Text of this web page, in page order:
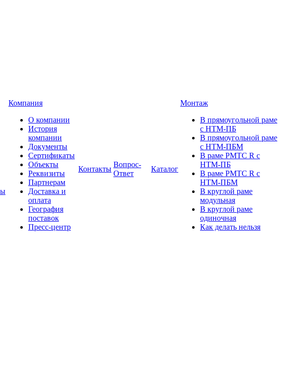
Компания
О компании
История
компании
Документы
Сертификаты
Объекты
Реквизиты
Партнерам
Доставка и
оплата
География
поставок
Пресс-центр
Контакты
Вопрос-
Ответ
Каталог
Монтаж
В прямоугольной раме
с НТМ-ПБ
В прямоугольной раме
с НТМ-ПБМ
В раме РМТС R с
НТМ-ПБ
В раме РМТС R с
НТМ-ПБМ
В круглой раме
модульная
В круглой раме
одиночная
Как делать нельзя